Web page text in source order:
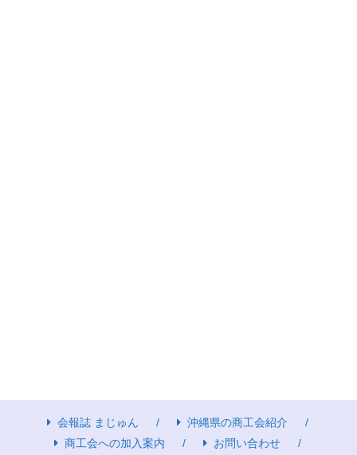
会報誌 まじゅん
沖縄県の商工会紹介
商工会への加入案内
お問い合わせ